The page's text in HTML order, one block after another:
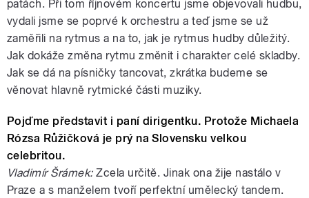
patách. Při tom říjnovém koncertu jsme objevovali hudbu,
vydali jsme se poprvé k orchestru a teď jsme se už
zaměřili na rytmus a na to, jak je rytmus hudby důležitý.
Jak dokáže změna rytmu změnit i charakter celé skladby.
Jak se dá na písničky tancovat, zkrátka budeme se
věnovat hlavně rytmické části muziky.
Pojďme představit i paní dirigentku. Protože Michaela
Rózsa Růžičková je prý na Slovensku velkou
celebritou.
Vladimír Šrámek:Zcela určitě. Jinak ona žije nastálo v
Praze a s manželem tvoří perfektní umělecký tandem.